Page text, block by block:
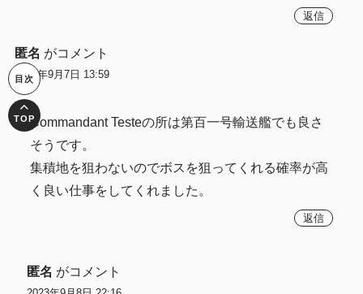
返信
匿名 がコメント
2023年9月7日 13:59
Commandant Testeの所は第百一号輸送艦でも良さ
そうです。
集積地を狙わないのでボスを狙ってくれる確率が高
く良い仕事をしてくれました。
返信
匿名 がコメント